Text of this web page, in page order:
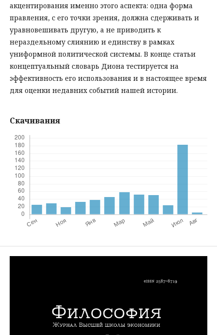
акцентирования именно этого аспекта: одна форма
правления, с его точки зрения, должна сдерживать и
уравновешивать другую, а не приводить к
нераздельному слиянию и единству в рамках
униформной политической системы. В конце статьи
концептуальный словарь Диона тестируется на
эффективность его использования и в настоящее время
для оценки недавних событий нашей истории.
Скачивания